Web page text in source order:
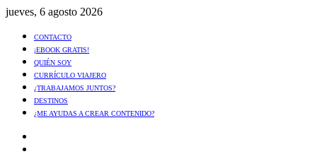
jueves, 6 agosto 2026
CONTACTO
¡EBOOK GRATIS!
QUIÉN SOY
CURRÍCULO VIAJERO
¿TRABAJAMOS JUNTOS?
DESTINOS
¿ME AYUDAS A CREAR CONTENIDO?